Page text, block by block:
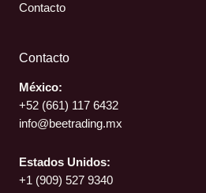
Contacto
Contacto
México:
+52 (661) 117 6432
info@beetrading.mx
Estados Unidos:
+1 (909) 527 9340